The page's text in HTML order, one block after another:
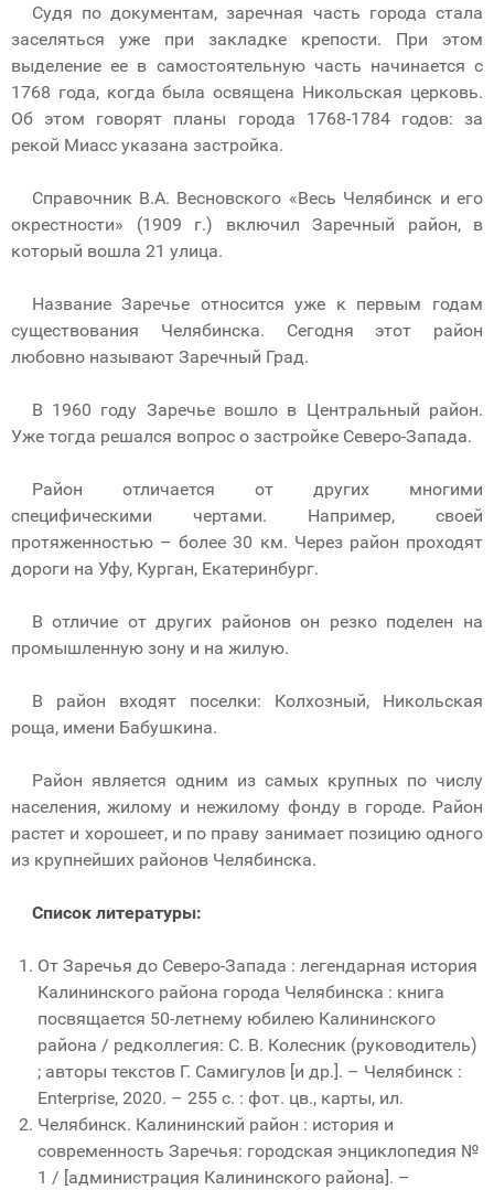
Судя по документам, заречная часть города стала
заселяться уже при закладке крепости. При этом
выделение ее в самостоятельную часть начинается с
1768 года, когда была освящена Никольская церковь.
Об этом говорят планы города 1768-1784 годов: за
рекой Миасс указана застройка.
Справочник В.А. Весновского «Весь Челябинск и его
окрестности» (1909 г.) включил Заречный район, в
который вошла 21 улица.
Название Заречье относится уже к первым годам
существования Челябинска. Сегодня этот район
любовно называют Заречный Град.
В 1960 году Заречье вошло в Центральный район.
Уже тогда решался вопрос о застройке Северо-Запада.
Район отличается от других многими
специфическими чертами. Например, своей
протяженностью – более 30 км. Через район проходят
дороги на Уфу, Курган, Екатеринбург.
В отличие от других районов он резко поделен на
промышленную зону и на жилую.
В район входят поселки: Колхозный, Никольская
роща, имени Бабушкина.
Район является одним из самых крупных по числу
населения, жилому и нежилому фонду в городе. Район
растет и хорошеет, и по праву занимает позицию одного
из крупнейших районов Челябинска.
Список литературы:
От Заречья до Северо-Запада : легендарная история
Калининского района города Челябинска : книга
посвящается 50-летнему юбилею Калининского
района / редколлегия: С. В. Колесник (руководитель)
; авторы текстов Г. Самигулов [и др.]. – Челябинск :
Enterprise, 2020. – 255 с. : фот. цв., карты, ил.
Челябинск. Калининский район : история и
современность Заречья: городская энциклопедия №
1 / [администрация Калининского района]. –